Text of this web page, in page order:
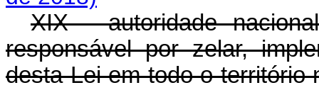
XIX - autoridade
responsável por zelar,
desta Lei em todo o